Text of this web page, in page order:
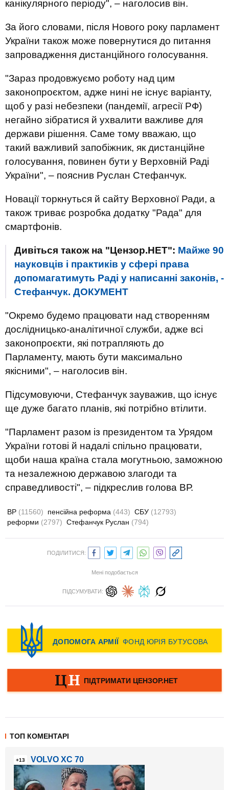
канікулярного періоду", – наголосив він.
За його словами, після Нового року парламент
України також може повернутися до питання
запровадження дистанційного голосування.
"Зараз продовжуємо роботу над цим
законопроєктом, адже нині не існує варіанту,
щоб у разі небезпеки (пандемії, агресії РФ)
негайно зібратися й ухвалити важливе для
держави рішення. Саме тому вважаю, що
такий важливий запобіжник, як дистанційне
голосування, повинен бути у Верховній Раді
України", – пояснив Руслан Стефанчук.
Новації торкнуться й сайту Верховної Ради, а
також триває розробка додатку "Рада" для
смартфонів.
Дивіться також на "Цензор.НЕТ": Майже 90
науковців і практиків у сфері права
допомагатимуть Раді у написанні законів, -
Стефанчук. ДОКУМЕНТ
"Окремо будемо працювати над створенням
дослідницько-аналітичної служби, адже всі
законопроєкти, які потрапляють до
Парламенту, мають бути максимально
якісними", – наголосив він.
Підсумовуючи, Стефанчук зауважив, що існує
ще дуже багато планів, які потрібно втілити.
"Парламент разом із президентом та Урядом
України готові й надалі спільно працювати,
щоби наша країна стала могутньою, заможною
та незалежною державою злагоди та
справедливості", – підкреслив голова ВР.
ВР (11560) пенсійна реформа (443) СБУ (12793)
реформи (2797) Стефанчук Руслан (794)
ПОДІЛИТИСЯ:
Мені подобається
ПІДСУМУВАТИ:
ТОП КОМЕНТАРІ
+13 VOLVO XC 70